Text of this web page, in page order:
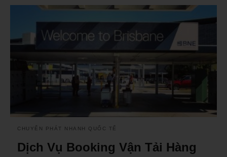
CHUYỂN PHÁT NHANH QUỐC TẾ
Dịch Vụ Booking Vận Tải Hàng